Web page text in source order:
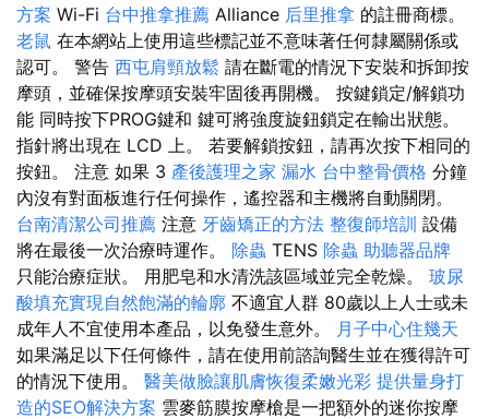
方案 Wi-Fi 台中推拿推薦 Alliance 后里推拿 的註冊商標。
老鼠 在本網站上使用這些標記並不意味著任何隸屬關係或
認可。 警告 西屯肩頸放鬆 請在斷電的情況下安裝和拆卸按
摩頭，並確保按摩頭安裝牢固後再開機。 按鍵鎖定/解鎖功
能 同時按下PROG鍵和 鍵可將強度旋鈕鎖定在輸出狀態。
指針將出現在 LCD 上。 若要解鎖按鈕，請再次按下相同的
按鈕。 注意 如果 3 產後護理之家 漏水 台中整骨價格 分鐘
內沒有對面板進行任何操作，遙控器和主機將自動關閉。
台南清潔公司推薦 注意 牙齒矯正的方法 整復師培訓 設備
將在最後一次治療時運作。 除蟲 TENS 除蟲 助聽器品牌
只能治療症狀。 用肥皂和水清洗該區域並完全乾燥。 玻尿
酸填充實現自然飽滿的輪廓 不適宜人群 80歲以上人士或未
成年人不宜使用本產品，以免發生意外。 月子中心住幾天
如果滿足以下任何條件，請在使用前諮詢醫生並在獲得許可
的情況下使用。 醫美做臉讓肌膚恢復柔嫩光彩 提供量身打
造的SEO解決方案 雲麥筋膜按摩槍是一把額外的迷你按摩